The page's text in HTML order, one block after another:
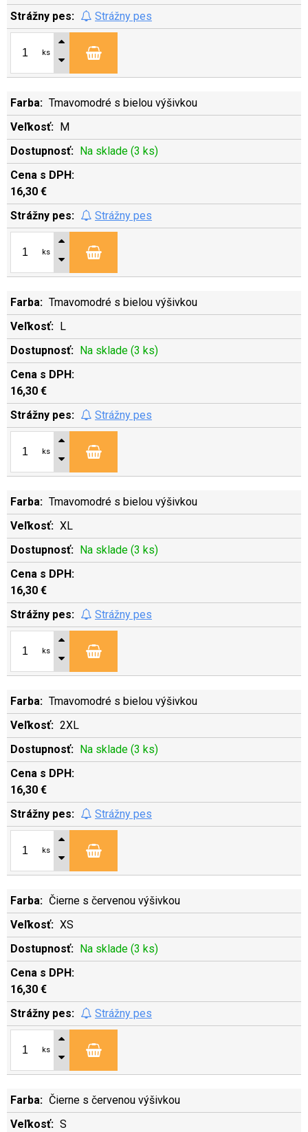
Strážny pes
ks
Tmavomodré s bielou výšivkou
M
Na sklade (3 ks)
16,30 €
Strážny pes
ks
Tmavomodré s bielou výšivkou
L
Na sklade (3 ks)
16,30 €
Strážny pes
ks
Tmavomodré s bielou výšivkou
XL
Na sklade (3 ks)
16,30 €
Strážny pes
ks
Tmavomodré s bielou výšivkou
2XL
Na sklade (3 ks)
16,30 €
Strážny pes
ks
Čierne s červenou výšivkou
XS
Na sklade (3 ks)
16,30 €
Strážny pes
ks
Čierne s červenou výšivkou
S